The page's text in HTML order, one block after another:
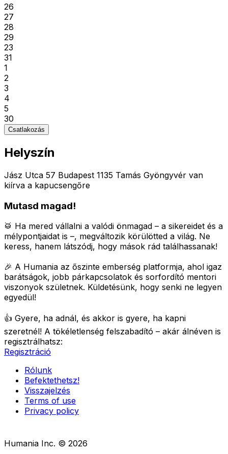
26
27
28
29
23
31
1
2
3
4
5
30
Csatlakozás
Helyszín
Jász Utca 57 Budapest 1135 Tamás Gyöngyvér van
kiírva a kapucsengőre
Mutasd magad!
🥁 Ha mered vállalni a valódi önmagad – a sikereidet és a
mélypontjaidat is –, megváltozik körülötted a világ. Ne
keress, hanem látszódj, hogy mások rád találhassanak!
🎉 A Humania az őszinte emberség platformja, ahol igaz
barátságok, jobb párkapcsolatok és sorfordító mentori
viszonyok születnek. Küldetésünk, hogy senki ne legyen
egyedül!
👍 Gyere, ha adnál, és akkor is gyere, ha kapni
szeretnél! A tökéletlenség felszabadító – akár álnéven is
regisztrálhatsz:
Regisztráció
Rólunk
Befektethetsz!
Visszajelzés
Terms of use
Privacy policy
Humania Inc. © 2026